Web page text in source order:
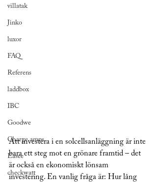
villatak
Jinko
luxor
FAQ
Referens
laddbox
IBC
Goodwe
Charge amps
Easee
checkwatt
Att investera i en solcellsanläggning är inte
bara ett steg mot en grönare framtid – det
är också en ekonomiskt lönsam
investering. En vanlig fråga är: Hur lång